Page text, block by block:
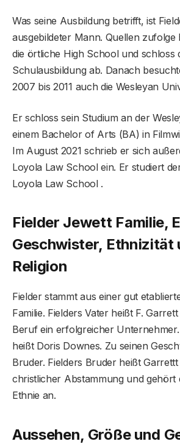
Was seine Ausbildung betrifft, ist
ausgebildeter Mann. Quellen zufolge
die örtliche High School und schloss
Schulausbildung ab. Danach
2007 bis 2011 auch die Wesleyan
Er schloss sein Studium an der
einem Bachelor of Arts (BA) in
Im August 2021 schrieb er sich
Loyola Law School ein. Er studiert
Loyola Law School .
Fielder Jewett Familie,
Geschwister, Ethnizität
Religion
Fielder stammt aus einer gut
Familie. Fielders Vater heißt F.
Beruf ein erfolgreicher
heißt Doris Downes. Zu seinen
Bruder. Fielders Bruder heißt
christlicher Abstammung und gehört
Ethnie an.
Aussehen, Größe und